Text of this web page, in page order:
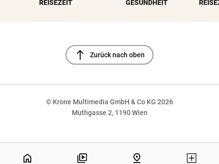
REISEZEIT GESUNDHEIT
north Zurück nach oben
© Krone Multimedia GmbH & Co KG 2026
Muthgasse 2, 1190 Wien
home pin_drop
NaN%